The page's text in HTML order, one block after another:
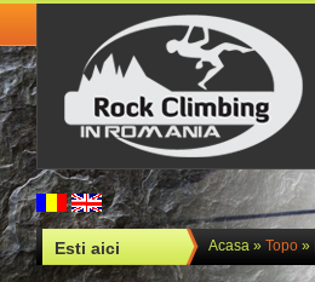
Esti aici Acasa» Topo»